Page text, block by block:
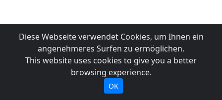
Diese Webseite verwendet Cookies, um Ihnen ein
angenehmeres Surfen zu ermöglichen.
This website uses cookies to give you a better
browsing experience.
OK